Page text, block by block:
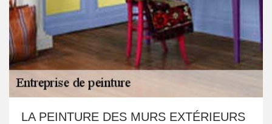
LA PEINTURE DES MURS EXTÉRIEURS